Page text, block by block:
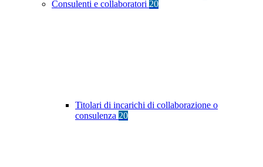
Consulenti e collaboratori 20
Titolari di incarichi di collaborazione o
consulenza 20